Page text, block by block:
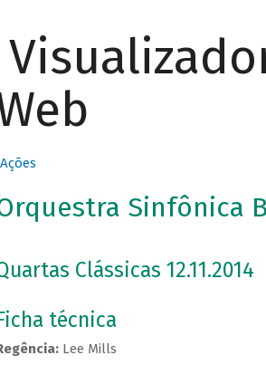
Ações
Sinfônica
Clássicas 12.11.2014
técnica
Lee Mills